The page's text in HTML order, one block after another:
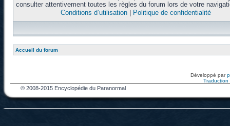
consulter attentivement toutes les règles du forum lors de votre
Conditions d’utilisation| Politique de confidentialité
Accueil du forum
Développé par
Traduction
© 2008-2015 Encyclopédie du Paranormal